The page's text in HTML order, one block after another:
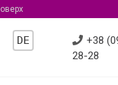
DE +38
28-28